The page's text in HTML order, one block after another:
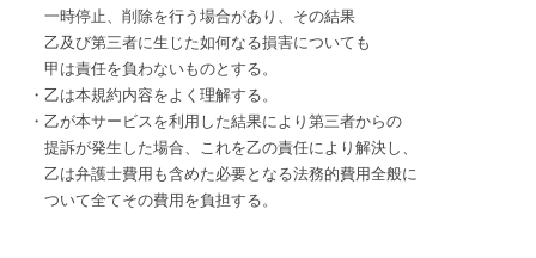
一時停止、削除を行う場合があり、その結果
乙及び第三者に生じた如何なる損害についても
甲は責任を負わないものとする。
・乙は本規約内容をよく理解する。
・乙が本サービスを利用した結果により第三者からの
提訴が発生した場合、これを乙の責任により解決し、
乙は弁護士費用も含めた必要となる法務的費用全般に
ついて全てその費用を負担する。